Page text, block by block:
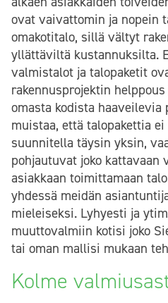
ovat vaivattomin ja nopein
omakotitalo, sillä vältyt
yllättäviltä kustannuksilta.
valmistalot ja talopaketit
rakennusprojektin
omasta kodista haaveilevia
muistaa, että talopakettia
suunnitella täysin yksin,
pohjautuvat joko kattavaan
asiakkaan toimittamaan
yhdessä meidän
mieleiseksi. Lyhyesti ja
muuttovalmiin kotisi joko
tai oman mallisi mukaan
Kolme